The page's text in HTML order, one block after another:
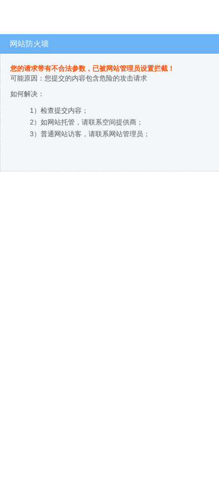
网站防火墙
您的请求带有不合法参数，已被网站管理员设置拦截！
可能原因：您提交的内容包含危险的攻击请求
如何解决：
1）检查提交内容；
2）如网站托管，请联系空间提供商；
3）普通网站访客，请联系网站管理员；